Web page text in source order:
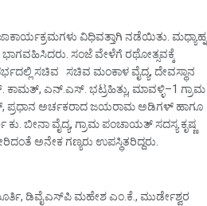
ವಿಧಿವತ್ತಾಗಿ ನಡೆಯಿತು. ಮಧ್ಯಾಹ್ನ
ಸಂಜೆ ವೇಳೆಗೆ ರಥೋತ್ಸವಕ್ಕೆ
ಸಚಿವ ಸಚಿವ ಮಂಕಾಳ ವೈದ್ಯ, ದೇವಸ್ಥಾನ
ಎನ್.ಎಸ್. ಭಟ್ರಹಿತ್ಲು, ಮಾವಳ್ಳಿ–1 ಗ್ರಾಮ
ಪ್ರಧಾನ ಅರ್ಚಕರಾದ ಜಯರಾಮ ಅಡಿಗಳ್ ಹಾಗೂ
ಬೀನಾ ವೈದ್ಯ, ಗ್ರಾಮ ಪಂಚಾಯತ್ ಸದಸ್ಯ ಕೃಷ್ಣ
ಅನೇಕ ಗಣ್ಯರು ಉಪಸ್ಥಿತರಿದ್ದರು.
ಡಿವೈಎಸ್‌ಪಿ ಮಹೇಶ ಎಂ.ಕೆ., ಮುರ್ಡೇಶ್ವರ